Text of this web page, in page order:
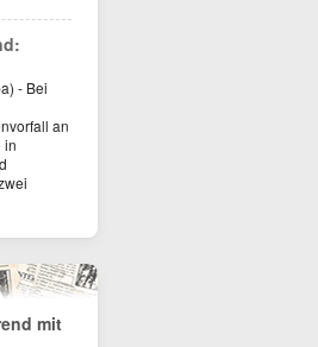
- Bei
an
in
mit